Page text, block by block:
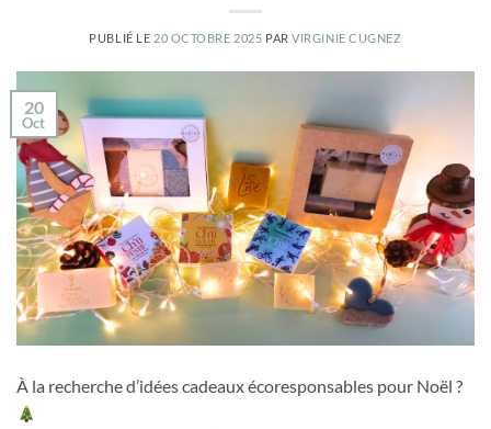
PUBLIÉ LE 20 OCTOBRE 2025 PARVIRGINIE CUGNEZ
20
Oct
À la recherche d’idées cadeaux écoresponsables pour Noël ?